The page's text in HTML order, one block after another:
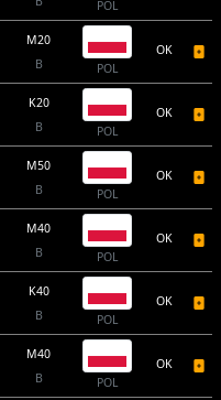
POL
M20
B
POL
OK
K20
B
POL
OK
M50
B
POL
OK
M40
B
POL
OK
K40
B
POL
OK
M40
B
POL
OK